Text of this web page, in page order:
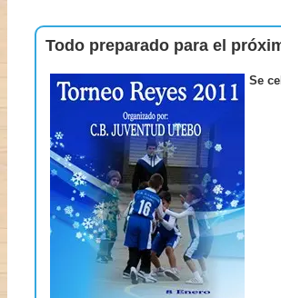
Todo preparado para el
Se